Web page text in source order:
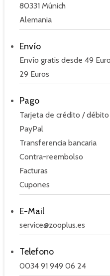
80331 Múnich
Alemania
Envío
Envío gratis desde 49
29 Euros
Pago
Tarjeta de crédito / débito
PayPal
Transferencia bancaria
Contra-reembolso
Facturas
Cupones
E-Mail
service@zooplus.es
Telefono
0034 91 949 06 24